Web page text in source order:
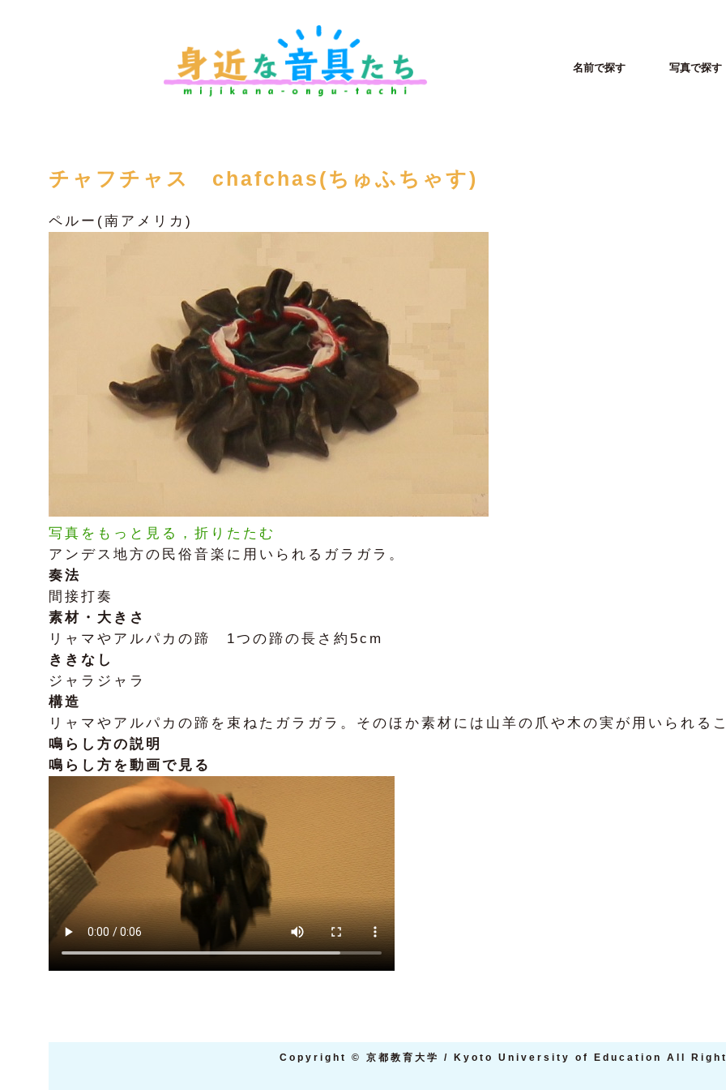
名前で探す 写真で探す
チャフチャス chafchas(ちゅふちゃす)
ペルー(南アメリカ)
写真をもっと見る，折りたたむ
アンデス地方の民俗音楽に用いられるガラガラ。
奏法
間接打奏
素材・大きさ
リャマやアルパカの蹄 1つの蹄の長さ約5cm
ききなし
ジャラジャラ
構造
リャマやアルパカの蹄を束ねたガラガラ。そのほか素材には山羊の爪や木の実が用いられる
鳴らし方の説明
鳴らし方を動画で見る
Copyright © 京都教育大学 / Kyoto University of Education All